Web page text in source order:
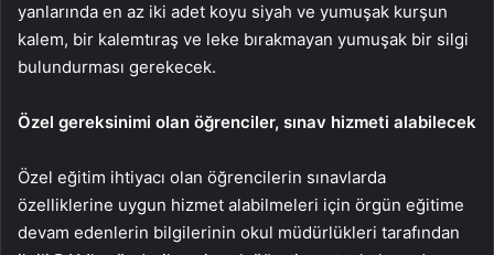
yanlarında en az iki adet koyu siyah ve yumuşak kurşun
kalem, bir kalemtıraş ve leke bırakmayan yumuşak bir silgi
bulundurması gerekecek.
Özel gereksinimi olan öğrenciler, sınav hizmeti alabilecek
Özel eğitim ihtiyacı olan öğrencilerin sınavlarda
özelliklerine uygun hizmet alabilmeleri için örgün eğitime
devam edenlerin bilgilerinin okul müdürlükleri tarafından